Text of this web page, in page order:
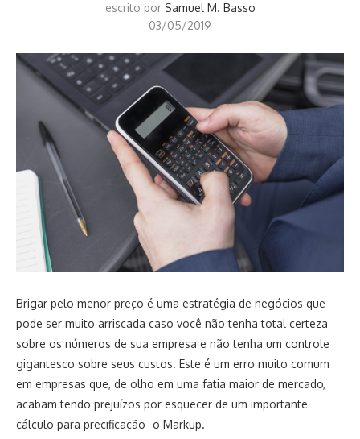
escrito por Samuel M. Basso
03/05/2019
Brigar pelo menor preço é uma estratégia de negócios que
pode ser muito arriscada caso você não tenha total certeza
sobre os números de sua empresa e não tenha um controle
gigantesco sobre seus custos. Este é um erro muito comum
em empresas que, de olho em uma fatia maior de mercado,
acabam tendo prejuízos por esquecer de um importante
cálculo para precificação- o Markup.